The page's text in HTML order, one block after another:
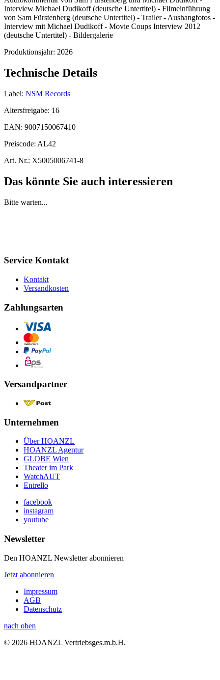
Interview Michael Dudikoff (deutsche Untertitel) - Filmeinführung
von Sam Fürstenberg (deutsche Untertitel) - Trailer - Aushangfotos -
Interview mit Michael Dudikoff - Movie Coups Interview 2012
(deutsche Untertitel) - Bildergalerie
Produktionsjahr: 2026
Technische Details
Label: NSM Records
Altersfreigabe: 16
EAN: 9007150067410
Preiscode: AL42
Art. Nr.: X5005006741-8
Das könnte Sie auch interessieren
Bitte warten...
Service Kontakt
Kontakt
Versandkosten
Zahlungsarten
Versandpartner
Unternehmen
Über HOANZL
HOANZL Agentur
GLOBE Wien
Theater im Park
WatchAUT
Entrello
facebook
instagram
youtube
Newsletter
Den HOANZL Newsletter abonnieren
Jetzt abonnieren
Impressum
AGB
Datenschutz
nach oben
© 2026 HOANZL Vertriebsges.m.b.H.